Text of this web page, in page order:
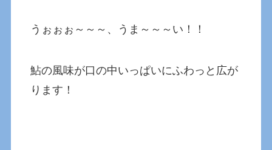
うぉぉぉ～～～、うま～～～い！！
鮎の風味が口の中いっぱいにふわっと広が
ります！